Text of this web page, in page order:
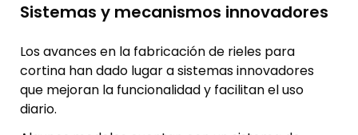
Sistemas y mecanismos innovadores
Los avances en la fabricación de rieles para
cortina han dado lugar a sistemas innovadores
que mejoran la funcionalidad y facilitan el uso
diario.